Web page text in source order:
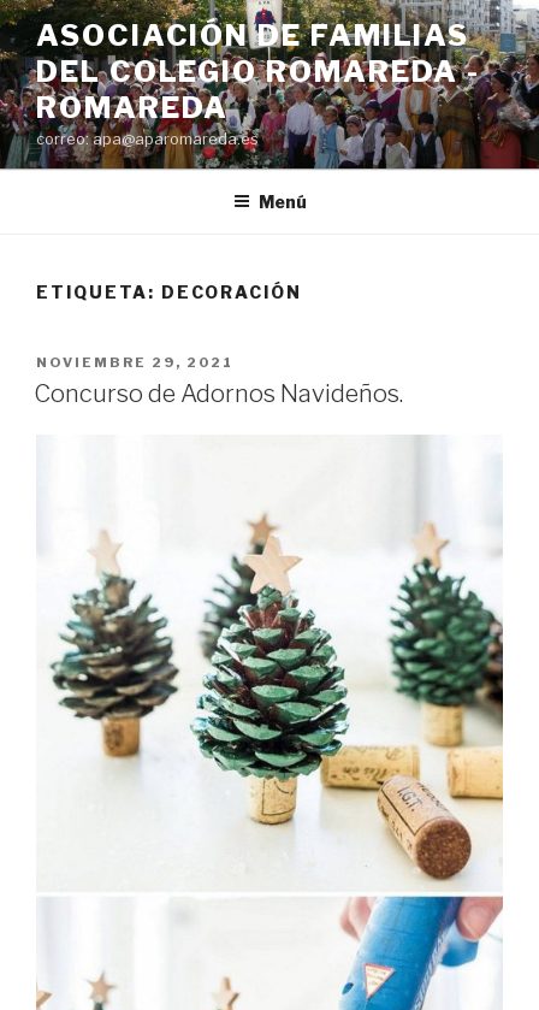
Saltar
al
contenido
ASOCIACIÓN DE FAMILIAS
DEL COLEGIO ROMAREDA -
ROMAREDA
correo: apa@aparomareda.es
Menú
ETIQUETA: DECORACIÓN
PUBLICADO
EL
NOVIEMBRE 29, 2021
Concurso de Adornos Navideños.